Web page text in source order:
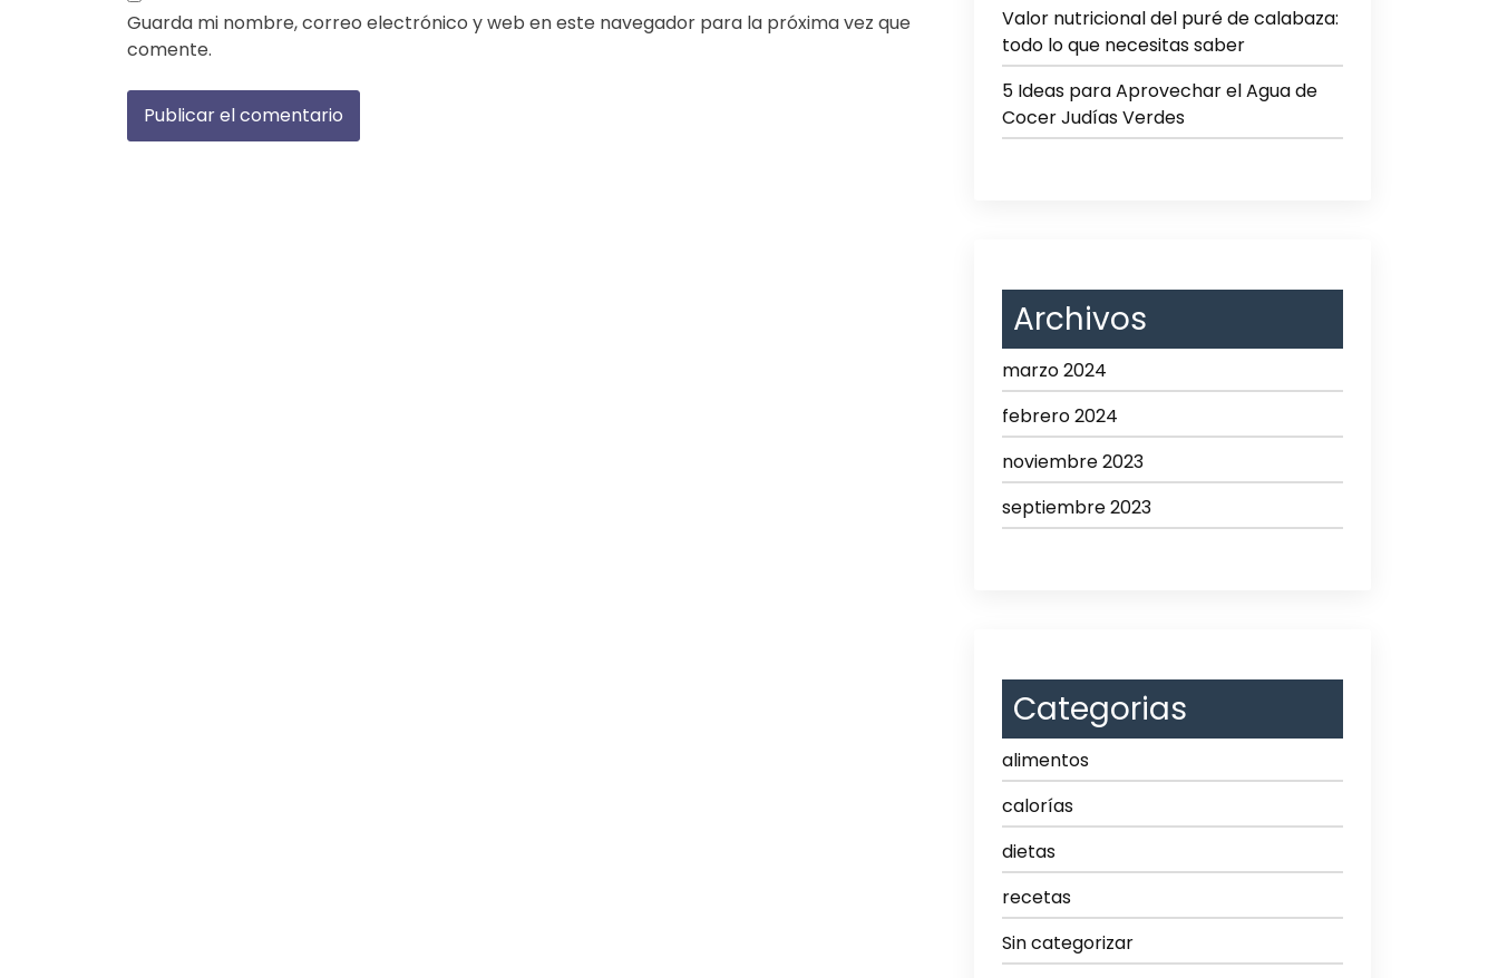
Guarda mi nombre, correo electrónico y web en este navegador para la próxima vez que
comente.
Valor nutricional del puré de calabaza:
todo lo que necesitas saber
5 Ideas para Aprovechar el Agua de
Cocer Judías Verdes
Archivos
marzo 2024
febrero 2024
noviembre 2023
septiembre 2023
Categorias
alimentos
calorías
dietas
recetas
Sin categorizar